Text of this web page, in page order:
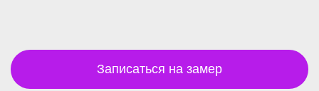
Записаться на замер